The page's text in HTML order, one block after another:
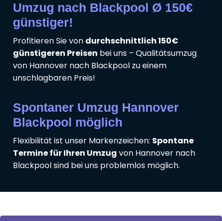
Umzug nach Blackpool Ø 150€
günstiger!
Profitieren Sie von durchschnittlich 150€
günstigeren Preisen bei uns – Qualitätsumzug
von Hannover nach Blackpool zu einem
unschlagbaren Preis!
Spontaner Umzug Hannover
Blackpool möglich
Flexibilität ist unser Markenzeichen: Spontane
Termine für Ihren Umzug von Hannover nach
Blackpool sind bei uns problemlos möglich.